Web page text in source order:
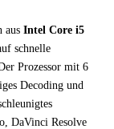
aus Intel Core i5
schnelle
Prozessor mit 6
Decoding und
DaVinci Resolve